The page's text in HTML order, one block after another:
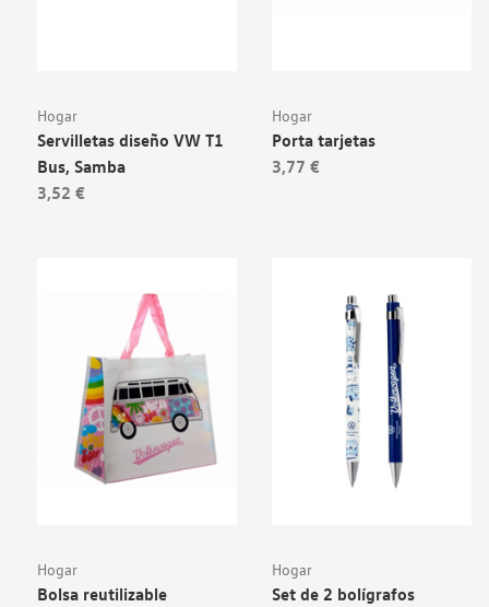
Hogar
Servilletas diseño VW T1
Bus, Samba
3,52 €
Hogar
Porta tarjetas
3,77 €
Hogar
Bolsa reutilizable
Hogar
Set de 2 bolígrafos